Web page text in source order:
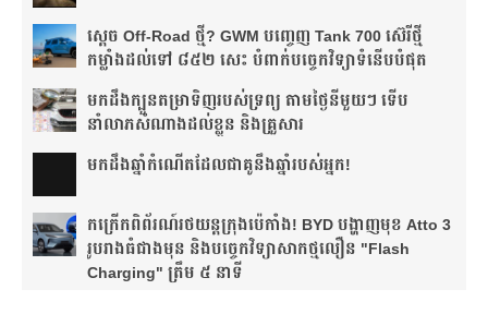
ស្តេច Off-Road ថ្មី? GWM បញ្ចេញ Tank 700 ស៊េរីថ្មី
កម្លាំងដល់ទៅ ៨៥២ សេះ បំពាក់បច្ចេកវិទ្យាទំនើបបំផុត
មកដឹងក្បួនតម្រាទិញរបស់ទ្រព្យ តាមថ្ងៃនីមួយៗ ទើប
នាំលាភសំណាងដល់ខ្លួន និងគ្រួសារ
មក​ដឹងឆ្នាំ​កំណើត​ដែល​ជា​គូ​នឹង​ឆ្នាំ​របស់​អ្នក!​
កក្រើកពិព័រណ៍រថយន្តក្រុងប៉េកាំង! BYD បង្ហាញមុខ Atto 3
រូបរាងធំជាងមុន និងបច្ចេកវិទ្យាសាកថ្មលឿន "Flash
Charging" ត្រឹម ៥ នាទី